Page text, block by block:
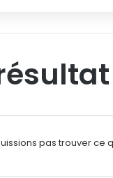
pas trouver